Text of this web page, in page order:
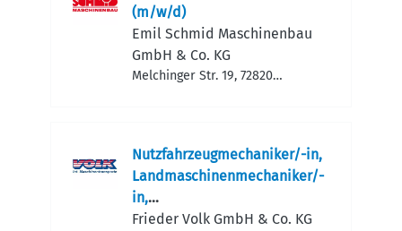
(m/w/d)
Emil Schmid Maschinen­bau
GmbH & Co. KG
Melchinger Str. 19, 72820
Nutzfahrzeugmechaniker/-in,
Landmaschinenmechaniker/-
in,
Baumaschinenmechaniker/-in
Frieder Volk GmbH & Co. KG